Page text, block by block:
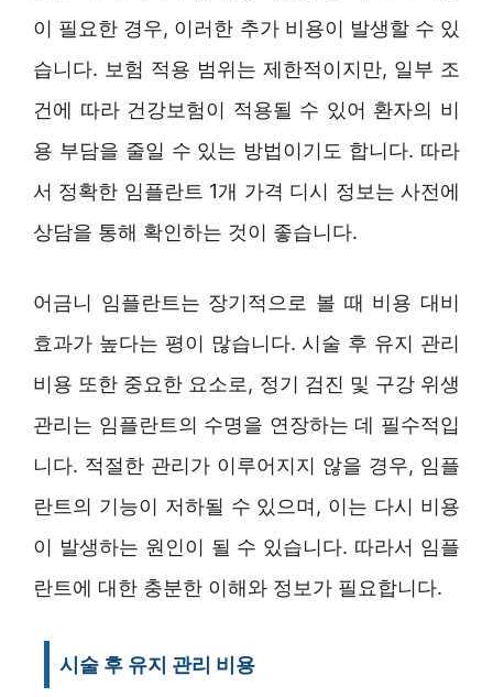
이 필요한 경우, 이러한 추가 비용이 발생할 수 있
습니다. 보험 적용 범위는 제한적이지만, 일부 조
건에 따라 건강보험이 적용될 수 있어 환자의 비
용 부담을 줄일 수 있는 방법이기도 합니다. 따라
서 정확한 임플란트 1개 가격 디시 정보는 사전에
상담을 통해 확인하는 것이 좋습니다.
어금니 임플란트는 장기적으로 볼 때 비용 대비
효과가 높다는 평이 많습니다. 시술 후 유지 관리
비용 또한 중요한 요소로, 정기 검진 및 구강 위생
관리는 임플란트의 수명을 연장하는 데 필수적입
니다. 적절한 관리가 이루어지지 않을 경우, 임플
란트의 기능이 저하될 수 있으며, 이는 다시 비용
이 발생하는 원인이 될 수 있습니다. 따라서 임플
란트에 대한 충분한 이해와 정보가 필요합니다.
시술 후 유지 관리 비용